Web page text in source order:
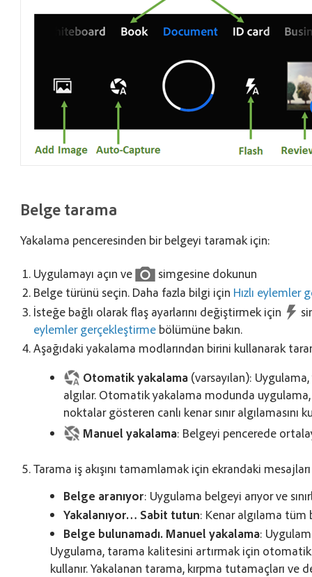
Belge tarama
Yakalama penceresinden bir belgeyi taramak için:
Uygulamayı açın ve
simgesine dokunun
Belge türünü seçin. Daha fazla bilgi için Hızlı eylemler
İsteğe bağlı olarak flaş ayarlarını değiştirmek için
eylemler gerçekleştirme bölümüne bakın.
Aşağıdaki yakalama modlarından birini kullanarak
Otomatik yakalama (varsayılan):
algılar. Otomatik yakalama modunda
noktalar gösteren canlı kenar sınır algılamasını
Manuel yakalama: Belgeyi pencerede
Tarama iş akışını tamamlamak için ekrandaki
Belge aranıyor: Uygulama belgeyi arıyor ve
Yakalanıyor… Sabit tutun: Kenar algılama tüm
Belge bulunamadı. Manuel yakalama:
Uygulama, tarama kalitesini artırmak için
kullanır. Yakalanan tarama, kırpma tutamaçları ve